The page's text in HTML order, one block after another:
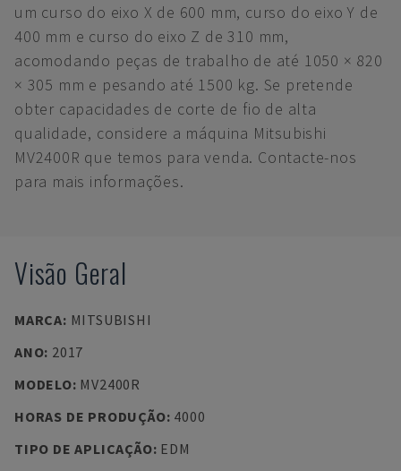
um curso do eixo X de 600 mm, curso do eixo Y de
400 mm e curso do eixo Z de 310 mm,
acomodando peças de trabalho de até 1050 × 820
× 305 mm e pesando até 1500 kg. Se pretende
obter capacidades de corte de fio de alta
qualidade, considere a máquina Mitsubishi
MV2400R que temos para venda. Contacte-nos
para mais informações.
Visão Geral
MARCA: MITSUBISHI
ANO: 2017
MODELO: MV2400R
HORAS DE PRODUÇÃO: 4000
TIPO DE APLICAÇÃO: EDM